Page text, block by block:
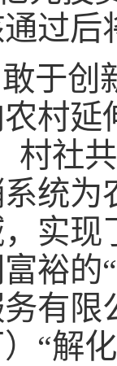
过后
敢于
村延
村社
统为
实现
裕的
有
“解